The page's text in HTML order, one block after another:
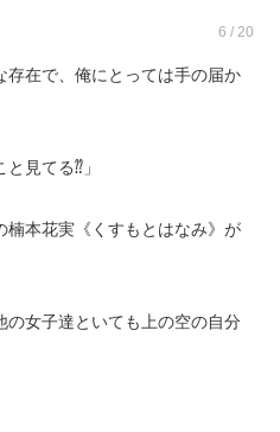
6 / 20
在で、俺にとっては手の届か
見てる⁇」
本花実《くすもとはなみ》が
女子達といても上の空の自分